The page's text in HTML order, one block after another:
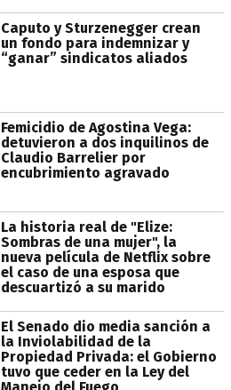
Caputo y Sturzenegger crean
un fondo para indemnizar y
“ganar” sindicatos aliados
Femicidio de Agostina Vega:
detuvieron a dos inquilinos de
Claudio Barrelier por
encubrimiento agravado
La historia real de "Elize:
Sombras de una mujer", la
nueva película de Netflix sobre
el caso de una esposa que
descuartizó a su marido
El Senado dio media sanción a
la Inviolabilidad de la
Propiedad Privada: el Gobierno
tuvo que ceder en la Ley del
Manejo del Fuego